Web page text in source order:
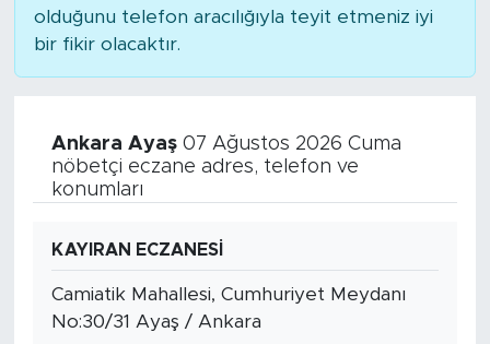
olduğunu telefon aracılığıyla teyit etmeniz iyi
bir fikir olacaktır.
Ankara Ayaş07 Ağustos 2026 Cuma
nöbetçi eczane adres, telefon ve
konumları
KAYIRAN ECZANESİ
Camiatik Mahallesi, Cumhuriyet Meydanı
No:30/31 Ayaş / Ankara